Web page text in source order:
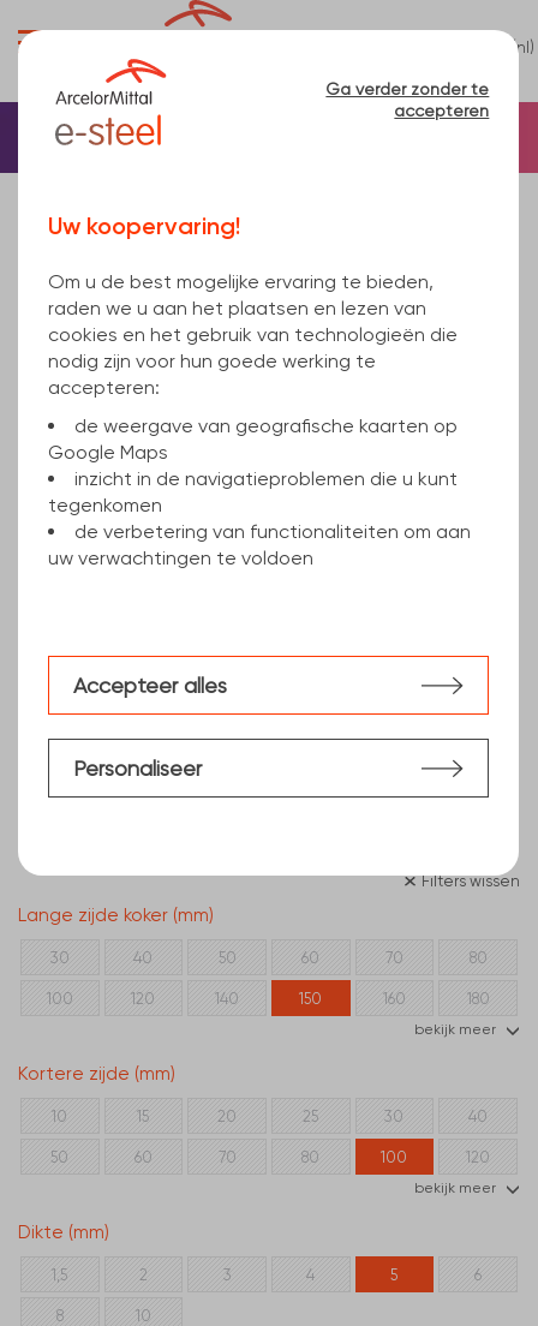
(nl)
Welkomstpagina
Rechthoekige buis
rechthoekig kokerprofiel gelast 150x100x5mm
10219-1 12000
Filters wissen
Lange zijde koker (mm)
30 40 50 60 70 80
100 120 140 150 160 180
bekijk meer
Kortere zijde (mm)
10 15 20 25 30 40
50 60 70 80 100 120
bekijk meer
Dikte (mm)
1,5 2 3 4 5 6
8 10
Ga verder zonder te
accepteren
Uw koopervaring!
Om u de best mogelijke ervaring te bieden,
raden we u aan het plaatsen en lezen van
cookies en het gebruik van technologieën die
nodig zijn voor hun goede werking te
accepteren:
de weergave van geografische kaarten op
Google Maps
inzicht in de navigatieproblemen die u kunt
tegenkomen
de verbetering van functionaliteiten om aan
uw verwachtingen te voldoen
Personaliseer
Accepteer alles